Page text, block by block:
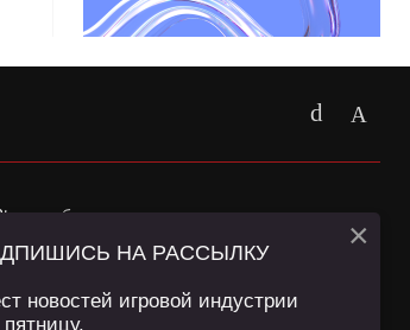
обязательна.
сайта и сервис «Яндекс
конфиденциальностии
НА РАССЫЛКУ
новостей игровой индустрии
×